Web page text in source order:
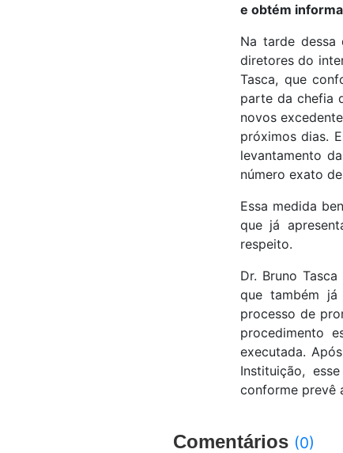
e obtém
Na tarde dessa
diretores do
Tasca, que
parte da chefia
novos
próximos dias.
levantamento
número exato
Essa medida
que já
respeito.
Dr. Bruno
que também
processo de
procedimento
executada.
Instituição,
conforme prevê
Comentários (0)